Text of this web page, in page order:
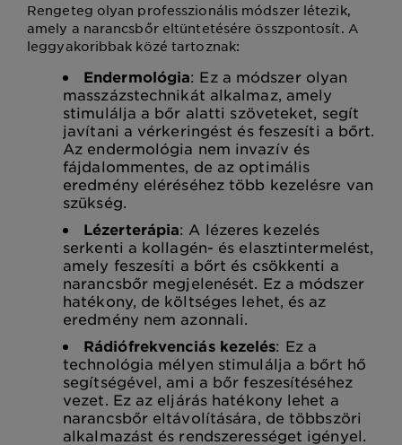
Rengeteg olyan professzionális módszer létezik,
amely a narancsbőr eltüntetésére összpontosít. A
leggyakoribbak közé tartoznak:
Endermológia: Ez a módszer olyan
masszázstechnikát alkalmaz, amely
stimulálja a bőr alatti szöveteket, segít
javítani a vérkeringést és feszesíti a bőrt.
Az endermológia nem invazív és
fájdalommentes, de az optimális
eredmény eléréséhez több kezelésre van
szükség.
Lézerterápia: A lézeres kezelés
serkenti a kollagén- és elasztintermelést,
amely feszesíti a bőrt és csökkenti a
narancsbőr megjelenését. Ez a módszer
hatékony, de költséges lehet, és az
eredmény nem azonnali.
Rádiófrekvenciás kezelés: Ez a
technológia mélyen stimulálja a bőrt hő
segítségével, ami a bőr feszesítéséhez
vezet. Ez az eljárás hatékony lehet a
narancsbőr eltávolítására, de többszöri
alkalmazást és rendszerességet igényel.